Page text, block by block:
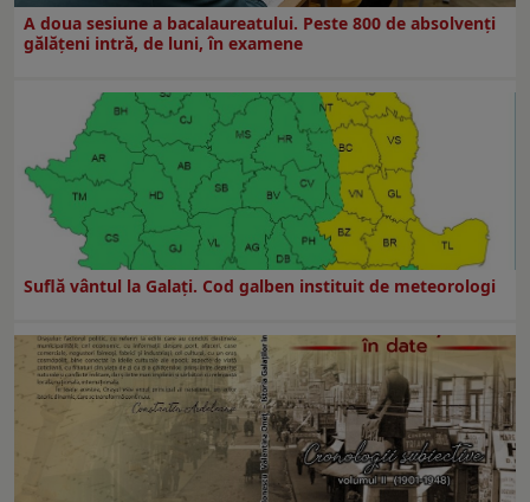
A doua sesiune a bacalaureatului. Peste 800 de absolvenţi
gălăţeni intră, de luni, în examene
Suflă vântul la Galaţi. Cod galben instituit de meteorologi